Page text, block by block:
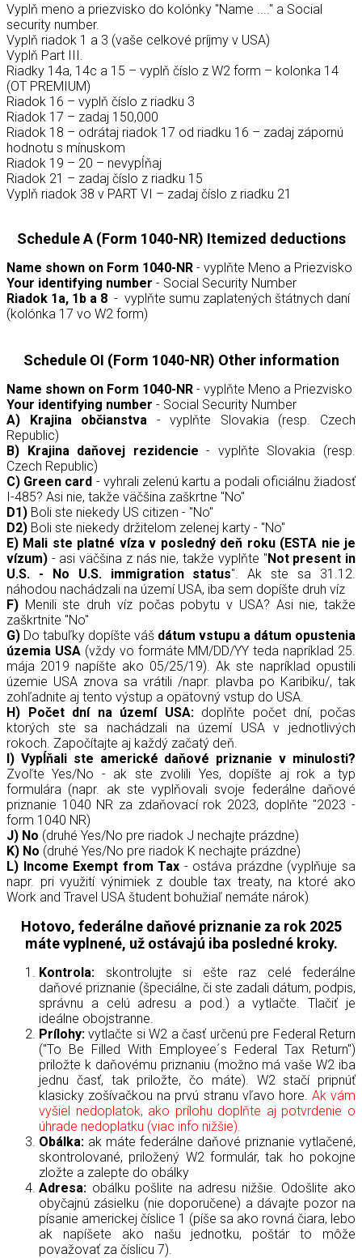
Vyplň meno a priezvisko do kolónky "Name ...." a Social
security number.
Vyplň riadok 1 a 3 (vaše celkové príjmy v USA)
Vyplň Part III.
Riadky 14a, 14c a 15 – vyplň číslo z W2 form – kolonka 14
(OT PREMIUM)
Riadok 16 – vyplň číslo z riadku 3
Riadok 17 – zadaj 150,000
Riadok 18 – odrátaj riadok 17 od riadku 16 – zadaj zápornú
hodnotu s mínuskom
Riadok 19 – 20 – nevypĺňaj
Riadok 21 – zadaj číslo z riadku 15
Vyplň riadok 38 v PART VI – zadaj číslo z riadku 21
Schedule A (Form 1040-NR) Itemized deductions
Name shown on Form 1040-NR - vyplňte Meno a Priezvisko
Your identifying number - Social Security Number
Riadok 1a, 1b a 8 - vyplňte sumu zaplatených štátnych daní
(kolónka 17 vo W2 form)
Schedule OI (Form 1040-NR) Other information
Name shown on Form 1040-NR - vyplňte Meno a Priezvisko
Your identifying number - Social Security Number
A) Krajina občianstva - vyplňte Slovakia (resp. Czech
Republic)
B) Krajina daňovej rezidencie - vyplňte Slovakia (resp.
Czech Republic)
C) Green card - vyhrali zelenú kartu a podali oficiálnu žiadosť
I-485? Asi nie, takže väčšina zaškrtne "No"
D1) Boli ste niekedy US citizen - "No"
D2) Boli ste niekedy držitelom zelenej karty - "No"
E) Mali ste platné víza v posledný deň roku (ESTA nie je
vízum) - asi väčšina z nás nie, takže vyplňte "Not present in
U.S. - No U.S. immigration status". Ak ste sa 31.12.
náhodou nachádzali na území USA, iba sem dopíšte druh víz
F) Menili ste druh víz počas pobytu v USA? Asi nie, takže
zaškrtnite "No"
G) Do tabuľky dopíšte váš dátum vstupu a dátum opustenia
územia USA(vždy vo formáte MM/DD/YY teda napríklad 25.
mája 2019 napíšte ako 05/25/19). Ak ste napríklad opustili
územie USA znova sa vrátili /napr. plavba po Karibiku/, tak
zohľadnite aj tento výstup a opätovný vstup do USA.
H) Počet dní na území USA:doplňte počet dní, počas
ktorých ste sa nachádzali na území USA v jednotlivých
rokoch. Započítajte aj každý začatý deň.
I) Vypĺňali ste americké daňové priznanie v minulosti?
Zvoľte Yes/No - ak ste zvolili Yes, dopíšte aj rok a typ
formulára (napr. ak ste vyplňovali svoje federálne daňové
priznanie 1040 NR za zdaňovací rok 2023, doplňte "2023 -
form 1040 NR)
J) No (druhé Yes/No pre riadok J nechajte prázdne)
K) No (druhé Yes/No pre riadok K nechajte prázdne)
L) Income Exempt from Tax - ostáva prázdne (vyplňuje sa
napr. pri využití výnimiek z double tax treaty, na ktoré ako
Work and Travel USA študent bohužiaľ nemáte nárok)
Hotovo, federálne daňové priznanie za rok 2025
máte vyplnené, už ostávajú iba posledné kroky.
Kontrola: skontrolujte si ešte raz celé federálne
daňové priznanie (špeciálne, či ste zadali dátum, podpis,
správnu a celú adresu a pod.) a vytlačte. Tlačiť je
ideálne obojstranne.
Prílohy: vytlačte si W2 a časť určenú pre Federal Return
("To Be Filled With Employee´s Federal Tax Return")
priložte k daňovému priznaniu (možno má vaše W2 iba
jednu časť, tak priložte, čo máte). W2 stačí pripnúť
klasicky zošívačkou na prvú stranu vľavo hore. Ak vám
vyšiel nedoplatok, ako prílohu doplňte aj potvrdenie o
úhrade nedoplatku (viac info nižšie).
Obálka: ak máte federálne daňové priznanie vytlačené,
skontrolované, priložený W2 formulár, tak ho pokojne
zložte a zalepte do obálky
Adresa: obálku pošlite na adresu nižšie. Odošlite ako
obyčajnú zásielku (nie doporučene) a dávajte pozor na
písanie americkej číslice 1 (píše sa ako rovná čiara, lebo
ak napíšete ako našu jednotku, poštár to môže
považovať za číslicu 7).